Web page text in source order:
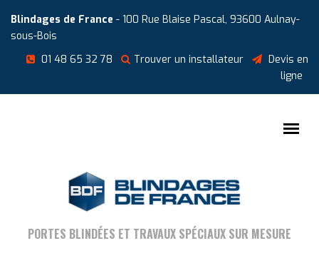
Blindages de France - 100 Rue Blaise Pascal, 93600 Aulnay-
sous-Bois
01 48 65 32 78
Trouver un installateur
Devis en
ligne
PORTES BLINDÉES ET TRAVAUX SPÉCIAUX SUR MESURE